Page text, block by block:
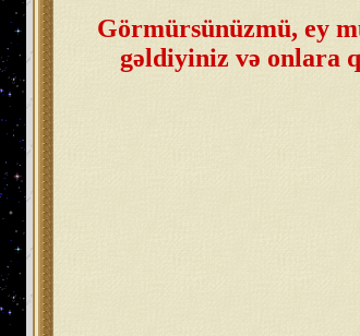
Görmürsünüzmü, ey
gəldiyiniz və onlara